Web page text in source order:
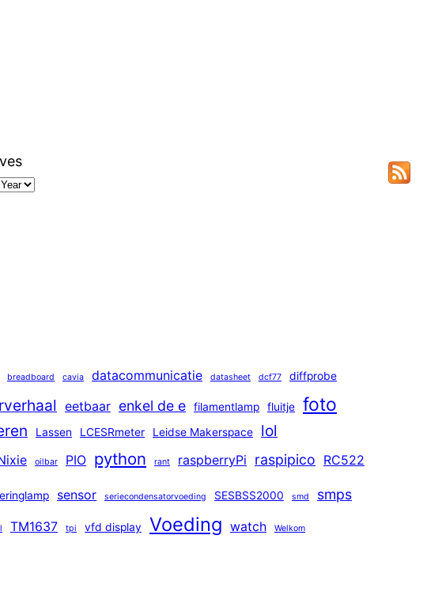
breadboard cavia datacommunicatie datasheet dcf77 diffprobe
eetbaar enkel de e filamentlamp fluitje foto
Lassen LCESRmeter Leidse Makerspace lol
oilbar PIO python rant raspberryPi raspipico RC522
sensor seriecondensatorvoeding SESBSS2000 smd smps
TM1637 tpi vfd display Voeding watch Welkom